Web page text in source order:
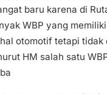
baru karena di
WBP yang
otomotif tetapi tidak
HM salah satu